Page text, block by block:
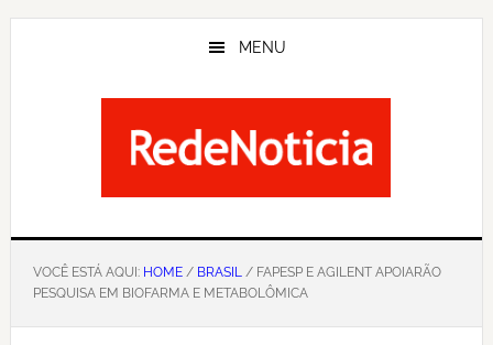
Skip
MENU
VOCÊ ESTÁ AQUI: HOME/ BRASIL/ FAPESP E AGILENT APOIARÃO
PESQUISA EM BIOFARMA E METABOLÔMICA